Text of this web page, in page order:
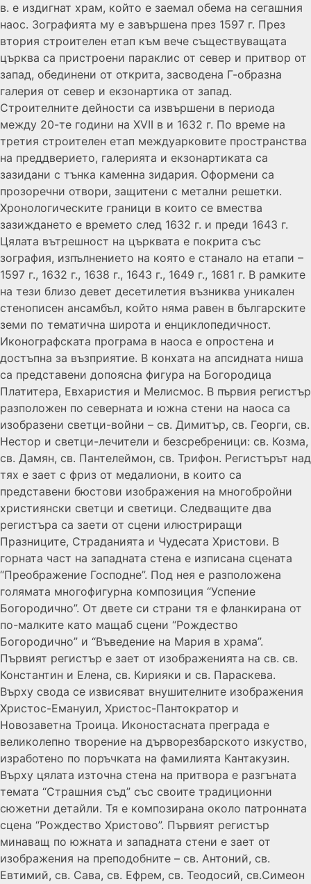
в. е издигнат храм, който е заемал обема на сегашния
наос. Зографията му е завършена през 1597 г. През
втория строителен етап към вече съществуващата
църква са пристроени параклис от север и притвор от
запад, обединени от открита, засводена Г-образна
галерия от север и екзонартика от запад.
Строителните дейности са извършени в периода
между 20-те години на XVII в и 1632 г. По време на
третия строителен етап междуарковите пространства
на преддверието, галерията и екзонартиката са
зазидани с тънка каменна зидария. Оформени са
прозоречни отвори, защитени с метални решетки.
Хронологическите граници в които се вмества
зазиждането е времето след 1632 г. и преди 1643 г.
Цялата вътрешност на църквата е покрита със
зография, изпълнението на която е станало на етапи –
1597 г., 1632 г., 1638 г., 1643 г., 1649 г., 1681 г. В рамките
на тези близо девет десетилетия възниква уникален
стенописен ансамбъл, който няма равен в българските
земи по тематична широта и енциклопедичност.
Иконографската програма в наоса е опростена и
достъпна за възприятие. В конхата на апсидната ниша
са представени допоясна фигура на Богородица
Платитера, Евхаристия и Мелисмос. В първия регистър
разположен по северната и южна стени на наоса са
изобразени светци-войни – св. Димитър, св. Георги, св.
Нестор и светци-лечители и безсребреници: св. Козма,
св. Дамян, св. Пантелеймон, св. Трифон. Регистърът над
тях е зает с фриз от медалиони, в които са
представени бюстови изображения на многобройни
християнски светци и светици. Следващите два
регистъра са заети от сцени илюстриращи
Празниците, Страданията и Чудесата Христови. В
горната част на западната стена е изписана сцената
“Преображение Господне”. Под нея е разположена
голямата многофигурна композиция “Успение
Богородично”. От двете си страни тя е фланкирана от
по-малките като мащаб сцени “Рождество
Богородично” и “Въведение на Мария в храма”.
Първият регистър е зает от изображенията на св. св.
Константин и Елена, св. Кирияки и св. Параскева.
Върху свода се извисяват внушителните изображения
Христос-Емануил, Христос-Пантократор и
Новозаветна Троица. Иконостасната преграда е
великолепно творение на дърворезбарското изкуство,
изработено по поръчката на фамилията Кантакузин.
Върху цялата източна стена на притвора е разгъната
темата “Страшния съд” със своите традиционни
сюжетни детайли. Тя е композирана около патронната
сцена “Рождество Христово”. Първият регистър
минаващ по южната и западната стени е зает от
изображения на преподобните – св. Антоний, св.
Евтимий, св. Сава, св. Ефрем, св. Теодосий, св.Симеон